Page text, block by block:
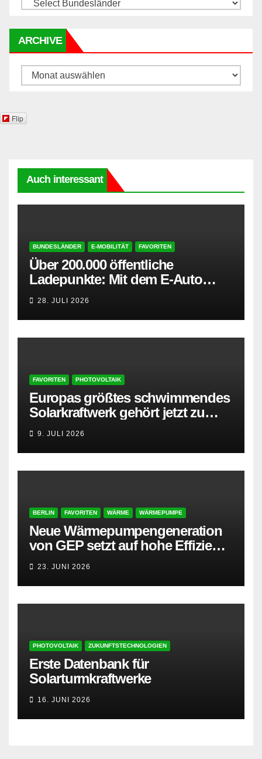
ARCHIVE
Archive
Flip
Auch interessant
BUNDESLÄNDER E-MOBILITÄT FAVORITEN
Über 200.000 öffentliche
Ladepunkte: Mit dem E-Auto
entspannt in den Sommerurlaub
28. JULI 2026
FAVORITEN PHOTOVOLTAIK
Europas größtes schwimmendes
Solarkraftwerk gehört jetzt zu
AMPYR
9. JULI 2026
BERLIN FAVORITEN WÄRME WÄRMEPUMPE
Neue Wärmepumpengeneration
von GEP setzt auf hohe Effizienz
und besonders leisen Betrieb
23. JUNI 2026
PHOTOVOLTAIK ZUKUNFTSTECHNOLOGIEN
Erste Datenbank für
Solarturmkraftwerke
16. JUNI 2026